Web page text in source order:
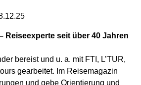
Reiseexperte seit über 40 Jahren
bereist und u. a. mit FTI, L’TUR,
gearbeitet. Im Reisemagazin
und gebe Orientierung und